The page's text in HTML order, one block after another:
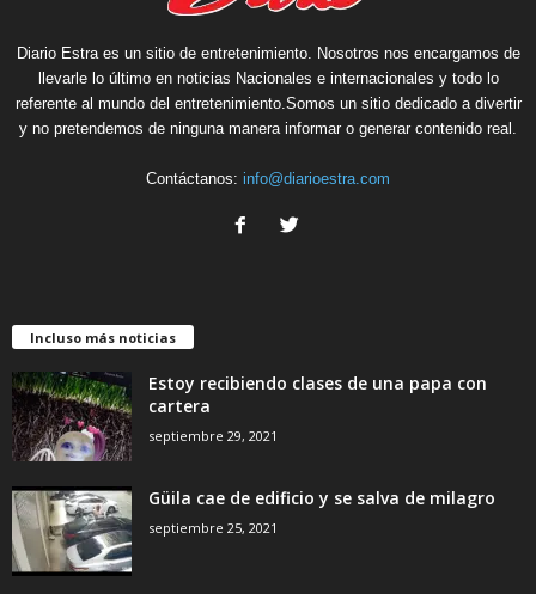
Diario Estra es un sitio de entretenimiento. Nosotros nos encargamos de
llevarle lo último en noticias Nacionales e internacionales y todo lo
referente al mundo del entretenimiento.Somos un sitio dedicado a divertir
y no pretendemos de ninguna manera informar o generar contenido real.
Contáctanos: info@diarioestra.com
Incluso más noticias
Estoy recibiendo clases de una papa con
cartera
septiembre 29, 2021
Güila cae de edificio y se salva de milagro
septiembre 25, 2021